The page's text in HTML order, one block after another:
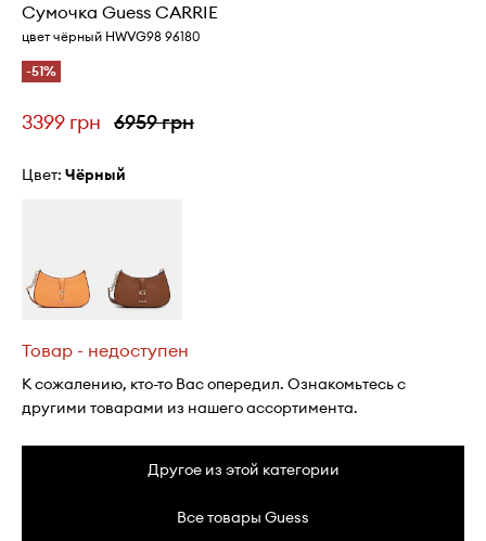
Сумочка Guess CARRIE
цвет чёрный HWVG98 96180
-51%
3399 грн 6959 грн
Цвет: чёрный
Товар - недоступен
К сожалению, кто-то Вас опередил. Ознакомьтесь с
другими товарами из нашего ассортимента.
Другое из этой категории
Все товары Guess